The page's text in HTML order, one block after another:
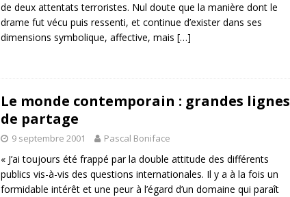
de deux attentats terroristes. Nul doute que la manière dont le
drame fut vécu puis ressenti, et continue d’exister dans ses
dimensions symbolique, affective, mais […]
Le monde contemporain : grandes lignes
de partage
9 septembre 2001 Pascal Boniface
« J’ai toujours été frappé par la double attitude des différents
publics vis-à-vis des questions internationales. Il y a à la fois un
formidable intérêt et une peur à l’égard d’un domaine qui paraît